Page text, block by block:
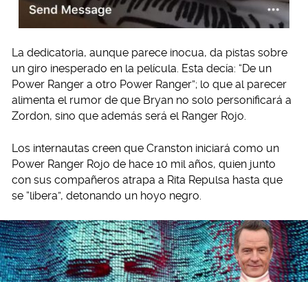
La dedicatoria, aunque parece inocua, da pistas sobre
un giro inesperado en la película. Esta decía: “De un
Power Ranger a otro Power Ranger”; lo que al parecer
alimenta el rumor de que Bryan no solo personificará a
Zordon, sino que además será el Ranger Rojo.
Los internautas creen que Cranston iniciará como un
Power Ranger Rojo de hace 10 mil años, quien junto
con sus compañeros atrapa a Rita Repulsa hasta que
se “libera”, detonando un hoyo negro.